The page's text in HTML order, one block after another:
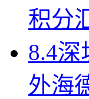
积分
8.4深
外海